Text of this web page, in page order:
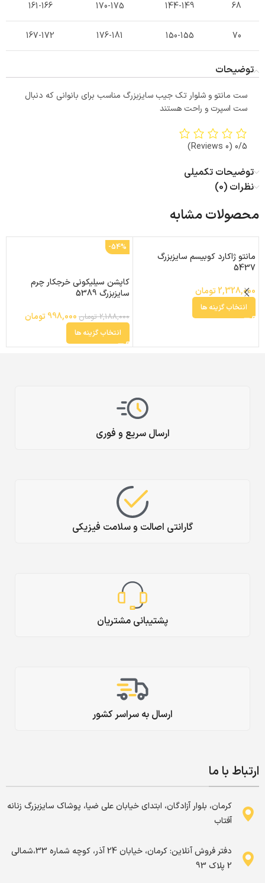
68
144-149
170-175
161-166
70
150-155
176-181
167-172
توضیحات
ست مانتو و شلوار تک جیب سایزبزرگ مناسب برای بانوانی که دنبال
ست اسپرت و راحت هستند
0/5
(0 Reviews)
توضیحات تکمیلی
نظرات (0)
محصولات مشابه
مانتو ژاکارد کوبیسم سایزبزرگ
5437
2,328,000تومان
انتخاب گزینه ها
-54%
کاپشن سیلیکونی خرجکار چرم
سایزبزرگ 5389
2,188,000 تومان 998,000تومان
انتخاب گزینه ها
ارسال سریع و فوری
گارانتی اصالت و سلامت فیزیکی
پشتیبانی مشتریان
ارسال به سراسر کشور
ارتباط با ما
کرمان، بلوار آزادگان، ابتدای خیابان علی ضیا، پوشاک سایزبزرگ زنانه
آفتاب
دفتر فروش آنلاین: کرمان، خیابان 24 آذر، کوچه شماره 33،شمالی
2 پلاک 93